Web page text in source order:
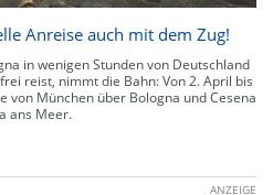
Anreise auch mit dem Zug!
in wenigen Stunden von Deutschland
reist, nimmt die Bahn: Von 2. April bis
von München über Bologna und Cesena
ans Meer.
ANZEIGE